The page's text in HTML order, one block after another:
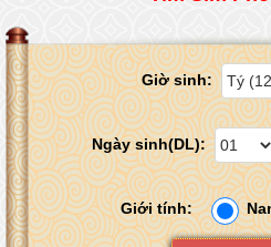
Giờ sinh:
Ngày sinh(DL):
Giới tính: